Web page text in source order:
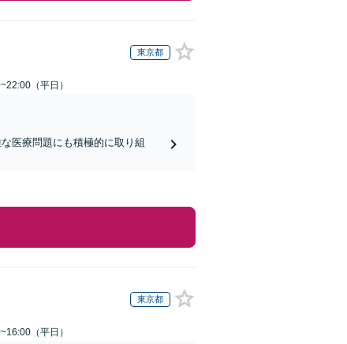
東京都
（平日）
医療問題にも積極的に取り組
東京都
（平日）